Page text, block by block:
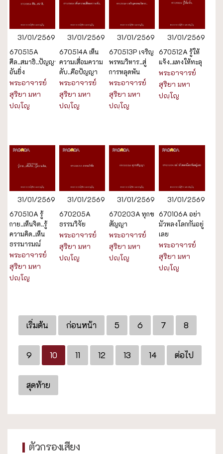
31/01/2569
670515A
ศีล..สมาธิ..ปัญญา
อันยิ่ง
พระอาจารย์
สุริยา มหา
ปญฺโญ
31/01/2569
670514A เห็น
ความเสื่อมความ
ดับ..คือปัญญา
พระอาจารย์
สุริยา มหา
ปญฺโญ
31/01/2569
670513P เจริญ
พรหมวิหาร..สู่
การหลุดพ้น
พระอาจารย์
สุริยา มหา
ปญฺโญ
31/01/2569
670512A รู้ให้
แจ้ง..แทงให้ทะลุ
พระอาจารย์
สุริยา มหา
ปญฺโญ
31/01/2569
670510A รู้
กาย..เห็นจิต..รู้
ความคิด..เห็น
ธรรมารมณ์
พระอาจารย์
สุริยา มหา
ปญฺโญ
31/01/2569
670205A
ธรรมวิจัย
พระอาจารย์
สุริยา มหา
ปญฺโญ
31/01/2569
670203A ทุกข
สัญญา
พระอาจารย์
สุริยา มหา
ปญฺโญ
31/01/2569
670106A อย่า
มัวหลงโลกกันอยู่
เลย
พระอาจารย์
สุริยา มหา
ปญฺโญ
เริ่มต้น ก่อนหน้า 5 6 7 8
9 10 11 12 13 14 ต่อไป
สุดท้าย
ตัวกรองเสียง